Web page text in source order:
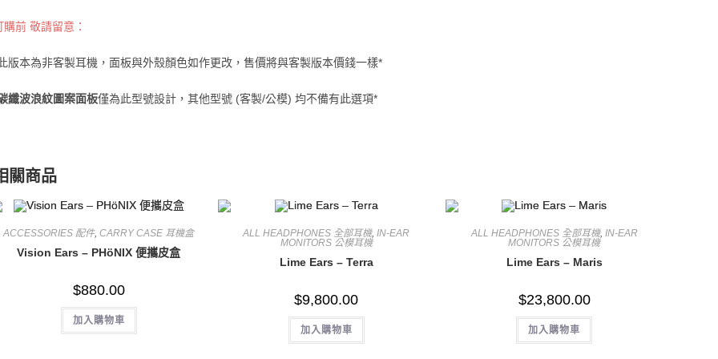
購前 敬請留意：
版本為非客製耳機，面板與外殼顏色如作更改，售價將與客製版本價錢一樣*
纖波浪紋圖案面板僅為此型號設計，其他型號 (客製/公模) 均不備有此選項*
關商品
ACCESSORIES 配件,CARRY CASE 耳機盒
Vision Ears – PHöNIX 便攜皮盒
$880.00
加入購物車
ALL HEADPHONES 全部耳機,IN-EAR
MONITORS 公模耳機
Lime Ears – Terra
$9,800.00
加入購物車
ALL HEADPHONES 全部耳機, IN-EAR
MONITORS 公模耳機
Lime Ears – Maris
$23,800.00
加入購物車